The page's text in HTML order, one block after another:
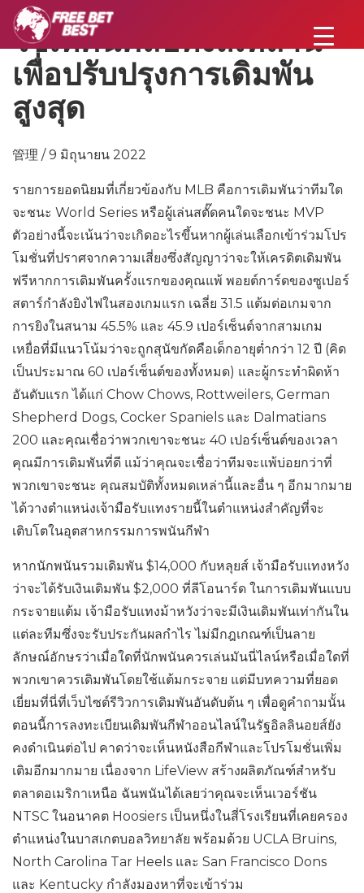
ใช้เทคนิคลับทั้งสี่เหล่านี้
เพื่อปรับปรุงการเดิมพัน
สูงสุด
管理 / 9 มิถุนายน 2022
รายการยอดนิยมที่เกี่ยวข้องกับ MLB คือการเดิมพันว่าทีมใด
จะชนะ World Series หรือผู้เล่นสตั๊ดคนใดจะชนะ MVP
ตัวอย่างนี้จะเน้นว่าจะเกิดอะไรขึ้นหากผู้เล่นเลือกเข้าร่วมโปร
โมชั่นที่ปราศจากความเสี่ยงซึ่งสัญญาว่าจะให้เครดิตเดิมพัน
ฟรีหากการเดิมพันครั้งแรกของคุณแพ้ พอยต์การ์ดของซูเปอร์
สตาร์กำลังยิงไฟในสองเกมแรก เฉลี่ย 31.5 แต้มต่อเกมจาก
การยิงในสนาม 45.5% และ 45.9 เปอร์เซ็นต์จากสามเกม
เหยื่อที่มีแนวโน้มว่าจะถูกสุนัขกัดคือเด็กอายุต่ำกว่า 12 ปี (คิด
เป็นประมาณ 60 เปอร์เซ็นต์ของทั้งหมด) และผู้กระทำผิดห้า
อันดับแรก ได้แก่ Chow Chows, Rottweilers, German
Shepherd Dogs, Cocker Spaniels และ Dalmatians
200 และคุณเชื่อว่าพวกเขาจะชนะ 40 เปอร์เซ็นต์ของเวลา
คุณมีการเดิมพันที่ดี แม้ว่าคุณจะเชื่อว่าทีมจะแพ้บ่อยกว่าที่
พวกเขาจะชนะ คุณสมบัติทั้งหมดเหล่านี้และอื่น ๆ อีกมากมาย
ได้วางตำแหน่งเจ้ามือรับแทงรายนี้ในตำแหน่งสำคัญที่จะ
เติบโตในอุตสาหกรรมการพนันกีฬา
หากนักพนันรวมเดิมพัน $14,000 กับหลุยส์ เจ้ามือรับแทงหวัง
ว่าจะได้รับเงินเดิมพัน $2,000 ที่ลีโอนาร์ด ในการเดิมพันแบบ
กระจายแต้ม เจ้ามือรับแทงม้าหวังว่าจะมีเงินเดิมพันเท่ากันใน
แต่ละทีมซึ่งจะรับประกันผลกำไร ไม่มีกฎเกณฑ์เป็นลาย
ลักษณ์อักษรว่าเมื่อใดที่นักพนันควรเล่นมันนี่ไลน์หรือเมื่อใดที่
พวกเขาควรเดิมพันโดยใช้แต้มกระจาย แต่มีบทความที่ยอด
เยี่ยมที่นี่ที่เว็บไซต์รีวิวการเดิมพันอันดับต้น ๆ เพื่อดูคำถามนั้น
ตอนนี้การลงทะเบียนเดิมพันกีฬาออนไลน์ในรัฐอิลลินอยส์ยัง
คงดำเนินต่อไป คาดว่าจะเห็นหนังสือกีฬาและโปรโมชั่นเพิ่ม
เติมอีกมากมาย เนื่องจาก LifeView สร้างผลิตภัณฑ์สำหรับ
ตลาดอเมริกาเหนือ ฉันพนันได้เลยว่าคุณจะเห็นเวอร์ชัน
NTSC ในอนาคต Hoosiers เป็นหนึ่งในสี่โรงเรียนที่เคยครอง
ตำแหน่งในบาสเกตบอลวิทยาลัย พร้อมด้วย UCLA Bruins,
North Carolina Tar Heels และ San Francisco Dons
และ Kentucky กำลังมองหาที่จะเข้าร่วม